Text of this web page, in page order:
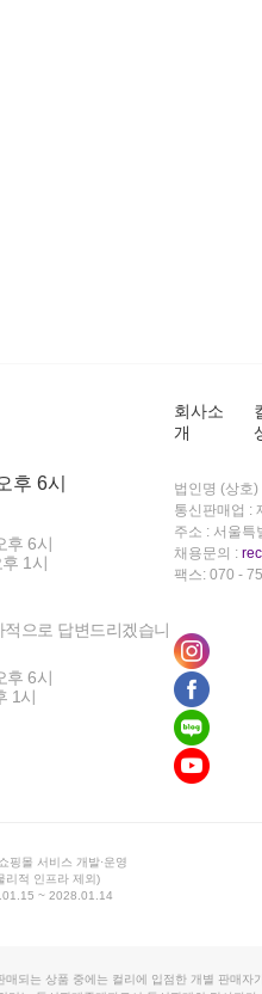
후 6시
후 6시
1시
으로 답변드리겠습니
후 6시
1시
회사소
개
법인명 (상호)
통신판매업 :
주소 : 서울특
채용문의 :
팩스: 070 -
핑몰 서비스 개발·운영
리적 인프라 제외)
~ 2028.01.14
매되는 상품 중에는 컬리에 입점한 개별 판매자